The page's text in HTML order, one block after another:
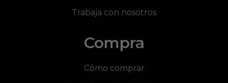
Trabaja con nosotros
Compra
Cómo comprar